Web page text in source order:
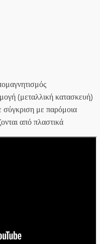
(μεταλλική κατασκευή)
με παρόμοια
από πλαστικά